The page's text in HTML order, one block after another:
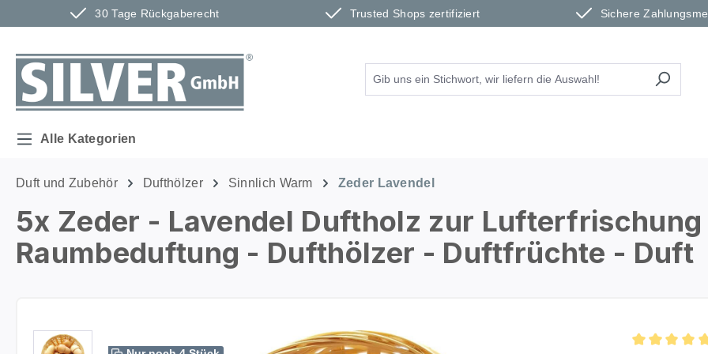
30 Tage Rückgaberecht Trusted Shops zertifiziert Sichere
Hauptinhalt springen
Zur Suche springen
Zur Hauptnavigation springen
Alle Kategorien
Duft und Zubehör Dufthölzer Sinnlich Warm Zeder Lavendel
5x Zeder - Lavendel Duftholz zur Lufterfrischung
Raumbeduftung - Dufthölzer - Duftfrüchte - Duft
Bildergalerie überspringen